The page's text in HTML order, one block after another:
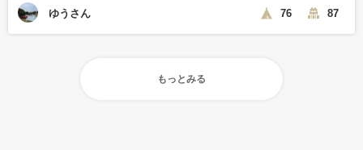
ゆうさん 76 87
もっとみる